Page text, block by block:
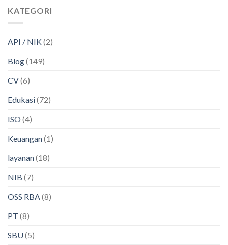
KATEGORI
API / NIK(2)
Blog(149)
CV(6)
Edukasi(72)
ISO(4)
Keuangan(1)
layanan(18)
NIB (7)
OSS RBA(8)
PT (8)
SBU(5)